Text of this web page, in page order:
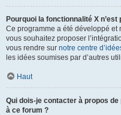
Pourquoi la fonctionnalité X n’est
Ce programme a été développé et
vous souhaitez proposer
vous rendre sur notre centre
les idées soumises par d’autres
Haut
Qui dois-je contacter à propos de
à ce forum ?